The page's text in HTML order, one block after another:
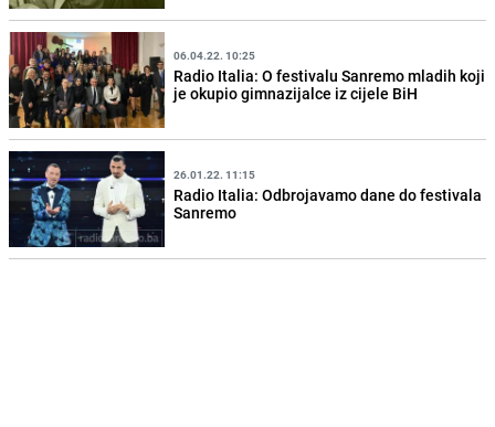
06.04.22. 10:25
Radio Italia: O festivalu Sanremo mladih koji
je okupio gimnazijalce iz cijele BiH
26.01.22. 11:15
Radio Italia: Odbrojavamo dane do festivala
Sanremo